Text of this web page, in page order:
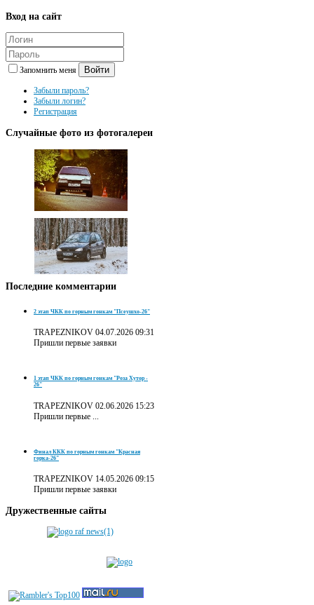
Вход на сайт
Запомнить меня Войти
Забыли пароль?
Забыли логин?
Регистрация
Случайные фото из фотогалереи
Последние комментарии
2 этап ЧКК по горным гонкам "Псеушхо-26"
TRAPEZNIKOV 04.07.2026 09:31
Пришли первые заявки
1 этап ЧКК по горным гонкам "Роза Хутор -
26"
TRAPEZNIKOV 02.06.2026 15:23
Пришли первые ...
Финал ККК по горным гонкам "Красная
горка-26"
TRAPEZNIKOV 14.05.2026 09:15
Пришли первые заявки
Дружественные сайты